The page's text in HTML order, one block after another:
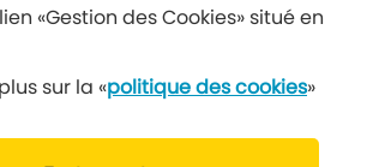
nous sur Facebook
«Gestion des Cookies» situé en
sur la «politique des cookies»